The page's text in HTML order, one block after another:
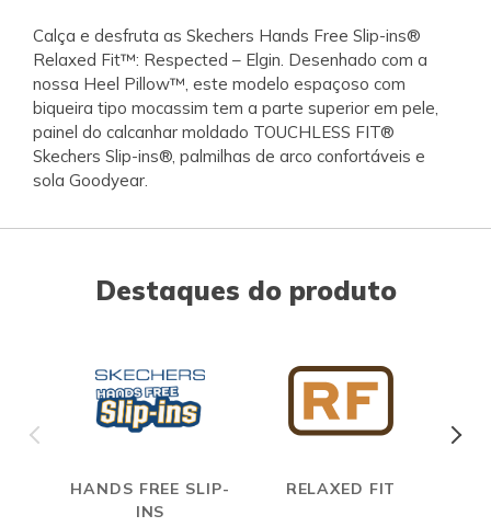
Calça e desfruta as Skechers Hands Free Slip-ins®
Relaxed Fit™: Respected – Elgin. Desenhado com a
nossa Heel Pillow™, este modelo espaçoso com
biqueira tipo mocassim tem a parte superior em pele,
painel do calcanhar moldado TOUCHLESS FIT®
Skechers Slip-ins®, palmilhas de arco confortáveis e
sola Goodyear.
Destaques do produto
HANDS FREE SLIP-
INS
RELAXED FIT